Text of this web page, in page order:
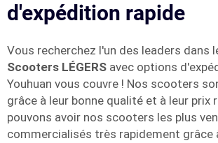
d'expédition rapide
Vous recherchez l'un des leaders dans
Scooters LÉGERS avec options
Youhuan vous couvre ! Nos scooters
grâce à leur bonne qualité et à leur prix
pouvons avoir nos scooters les plus
commercialisés très rapidement grâce